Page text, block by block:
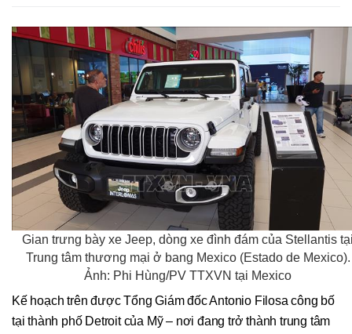
Gian trưng bày xe Jeep, dòng xe đình đám của Stellantis
Trung tâm thương mại ở bang Mexico (Estado de Mexico).
Ảnh: Phi Hùng/PV TTXVN tại Mexico
Kế hoạch trên được Tổng Giám đốc Antonio Filosa công bố
tại thành phố Detroit của Mỹ – nơi đang trở thành trung tâm